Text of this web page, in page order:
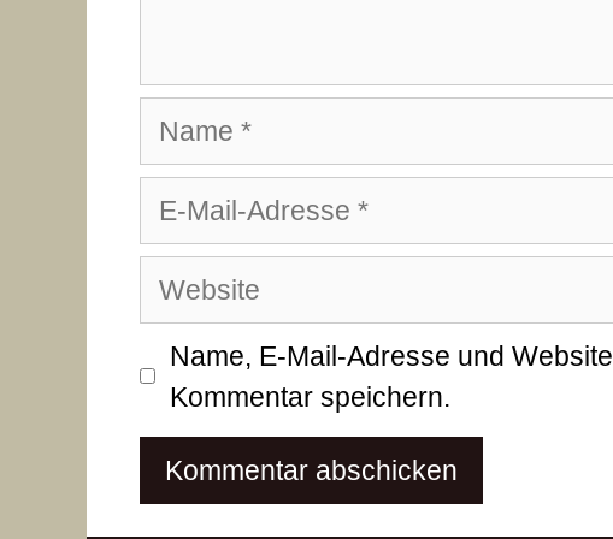
Name
E-
Mail-
Adresse
Website
Name, E-Mail-Adresse und
Kommentar speichern.